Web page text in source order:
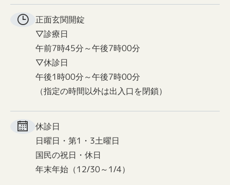
正面玄関開錠
▽診療日
午前7時45分～午後7時00分
▽休診日
午後1時00分～午後7時00分
（指定の時間以外は出入口を閉鎖）
休診日
日曜日・第1・3土曜日
国民の祝日・休日
年末年始（12/30～1/4）